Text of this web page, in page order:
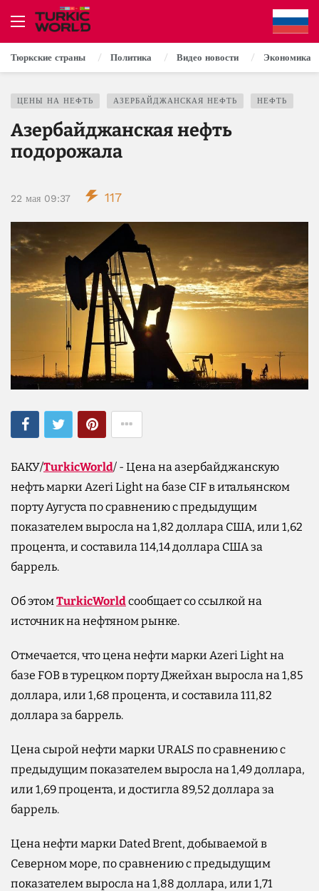
Тюркские страны Политика Видео новости Экономика
ЦЕНЫ НА НЕФТЬ АЗЕРБАЙДЖАНСКАЯ НЕФТЬ НЕФТЬ
Азербайджанская нефть
подорожала
22 мая 09:37 117
БАКУ/TurkicWorld/ - Цена на азербайджанскую
нефть марки Azeri Light на базе CIF в итальянском
порту Аугуста по сравнению с предыдущим
показателем выросла на 1,82 доллара США, или 1,62
процента, и составила 114,14 доллара США за
баррель.
Об этомTurkicWorldсообщает со ссылкой на
источник на нефтяном рынке.
Отмечается, что цена нефти марки Azeri Light на
базе FOB в турецком порту Джейхан выросла на 1,85
доллара, или 1,68 процента, и составила 111,82
доллара за баррель.
Цена сырой нефти марки URALS по сравнению с
предыдущим показателем выросла на 1,49 доллара,
или 1,69 процента, и достигла 89,52 доллара за
баррель.
Цена нефти марки Dated Brent, добываемой в
Северном море, по сравнению с предыдущим
показателем выросла на 1,88 доллара, или 1,71